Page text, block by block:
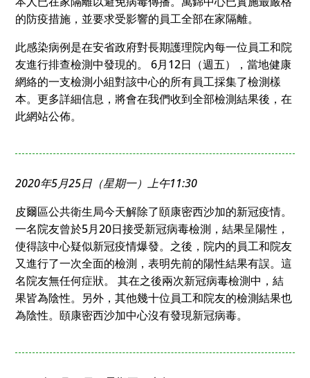
的防疫措施，並要求受影響的員工全部在家隔離。
此感染病例是在安省政府對長期護理院內每一位員工和院
友進行排查檢測中發現的。 6月12日（週五），當地健康
網絡的一支檢測小組對該中心的所有員工採集了檢測樣
本。更多詳細信息，將會在我們收到全部檢測結果後，在
此網站公佈。
2020年5月25日（星期一）上午11:30
皮爾區公共衛生局今天解除了頤康密西沙加的新冠疫情。
一名院友曾於5月20日接受新冠病毒檢測，結果呈陽性，
使得該中心疑似新冠疫情爆發。之後，院内的員工和院友
又進行了一次全面的檢測，表明先前的陽性結果有誤。這
名院友無任何症狀。 其在之後兩次新冠病毒檢測中，結
果皆為陰性。另外，其他幾十位員工和院友的檢測結果也
為陰性。頤康密西沙加中心沒有發現新冠病毒。